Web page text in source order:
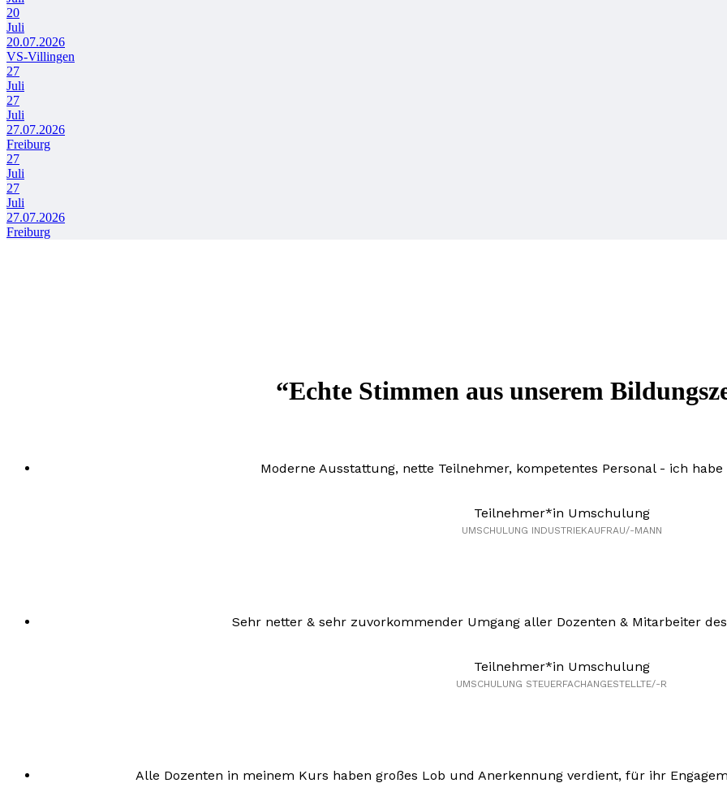
20
Juli
20.07.2026
VS-Villingen
27
Juli
27
Juli
27.07.2026
Freiburg
27
Juli
27
Juli
27.07.2026
Freiburg
“Echte Stimmen aus unserem
Moderne Ausstattung, nette Teilnehmer, kompetentes Personal - ich habe
Teilnehmer*in Umschulung
UMSCHULUNG INDUSTRIEKAUFRAU/-MANN
Sehr netter & sehr zuvorkommender Umgang aller Dozenten & Mitarbeiter
Teilnehmer*in Umschulung
UMSCHULUNG STEUERFACHANGESTELLTE/-R
Alle Dozenten in meinem Kurs haben großes Lob und Anerkennung verdient, für ihr